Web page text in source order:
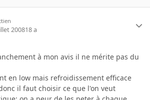
200818 a
à mon avis il ne mérite pas du
en low mais refroidissement efficace
il faut choisir ce que l'on veut